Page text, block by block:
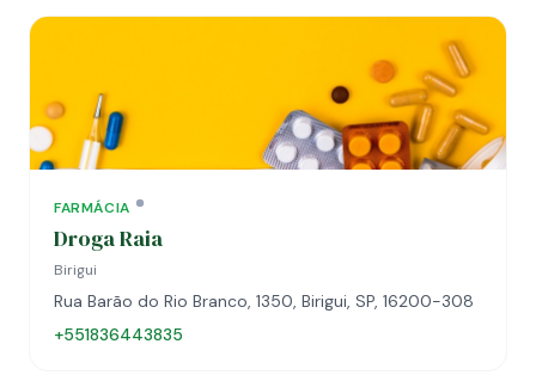
FARMÁCIA
Droga Raia
Birigui
Rua Barão do Rio Branco, 1350, Birigui, SP, 16200-308
+551836443835